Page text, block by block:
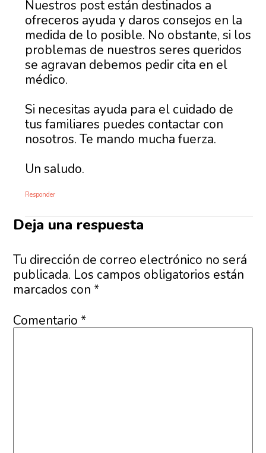
Nuestros post están destinados a
ofreceros ayuda y daros consejos en la
medida de lo posible. No obstante, si los
problemas de nuestros seres queridos
se agravan debemos pedir cita en el
médico.
Si necesitas ayuda para el cuidado de
tus familiares puedes contactar con
nosotros. Te mando mucha fuerza.
Un saludo.
Responder
Deja una respuesta
Tu dirección de correo electrónico no será
publicada. Los campos obligatorios están
marcados con*
Comentario*